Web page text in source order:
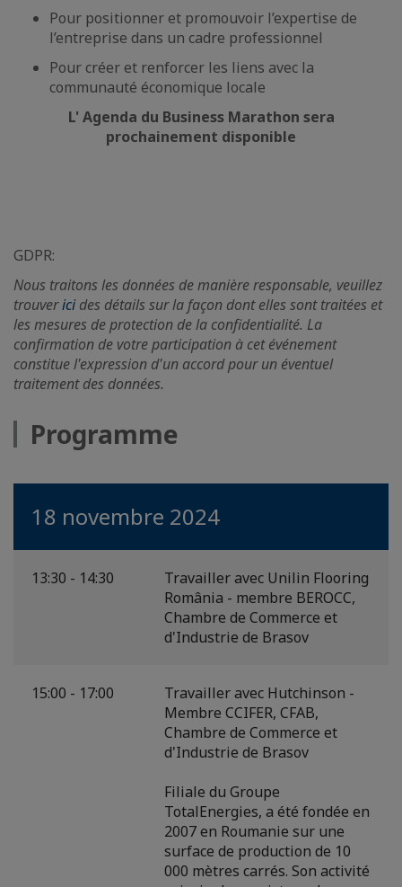
Pour positionner et promouvoir l’expertise de
l’entreprise dans un cadre professionnel
Pour créer et renforcer les liens avec la
communauté économique locale
L' Agenda du Business Marathon sera
prochainement disponible
GDPR:
Nous traitons les données de manière responsable, veuillez
trouvericides détails sur la façon dont elles sont traitées et
les mesures de protection de la confidentialité. La
confirmation de votre participation à cet événement
constitue l'expression d'un accord pour un éventuel
traitement des données.
Programme
18 novembre 2024
13:30 - 14:30
Travailler avec Unilin Flooring
România - membre BEROCC,
Chambre de Commerce et
d'Industrie de Brasov
15:00 - 17:00
Travailler avec Hutchinson -
Membre CCIFER, CFAB,
Chambre de Commerce et
d'Industrie de Brasov
Filiale du Groupe
TotalEnergies, a été fondée en
2007 en Roumanie sur une
surface de production de 10
000 mètres carrés. Son activité